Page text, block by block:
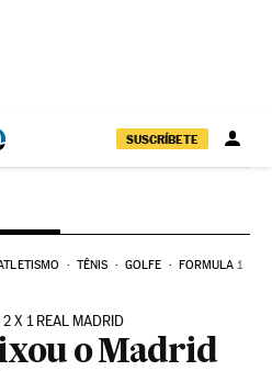
SUSCRÍBETE
TÊNIS GOLFE FORMULA 1
X 1 REAL MADRID
o Madrid